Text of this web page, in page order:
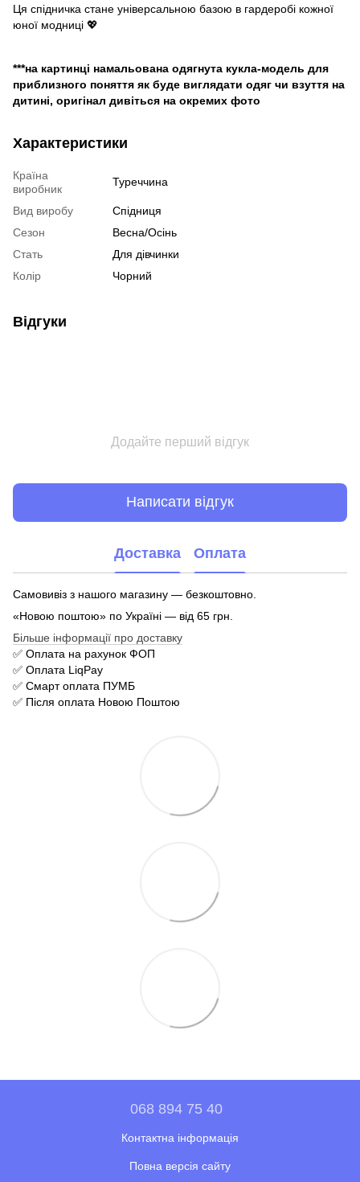
Ця спідничка стане універсальною базою в гардеробі кожної
юної модниці 💖
***на картинці намальована одягнута кукла-модель для
приблизного поняття як буде виглядати одяг чи взуття на
дитині, оригінал дивіться на окремих фото
Характеристики
Країна
виробник
Туреччина
Вид виробу
Спідниця
Сезон
Весна/Осінь
Стать
Для дівчинки
Колір
Чорний
Відгуки
Додайте перший відгук
Написати відгук
Доставка Оплата
Самовивіз з нашого магазину — безкоштовно.
«Новою поштою» по Україні — від 65 грн.
Більше інформації про доставку
✅ Оплата на рахунок ФОП
✅ Оплата LiqPay
✅ Смарт оплата ПУМБ
✅ Після оплата Новою Поштою
068 894 75 40
Контактна інформація
Повна версія сайту